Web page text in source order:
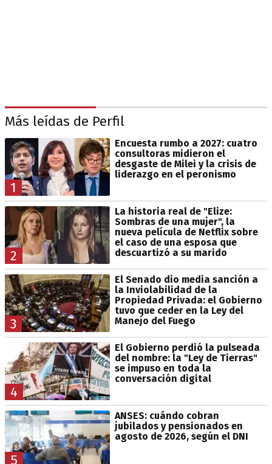
Más leídas de Perfil
1
Encuesta rumbo a 2027: cuatro
consultoras midieron el
desgaste de Milei y la crisis de
liderazgo en el peronismo
2
La historia real de "Elize:
Sombras de una mujer", la
nueva película de Netflix sobre
el caso de una esposa que
descuartizó a su marido
3
El Senado dio media sanción a
la Inviolabilidad de la
Propiedad Privada: el Gobierno
tuvo que ceder en la Ley del
Manejo del Fuego
4
El Gobierno perdió la pulseada
del nombre: la "Ley de Tierras"
se impuso en toda la
conversación digital
5
ANSES: cuándo cobran
jubilados y pensionados en
agosto de 2026, según el DNI